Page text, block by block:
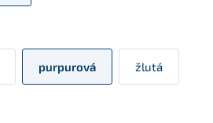
purpurová žlutá